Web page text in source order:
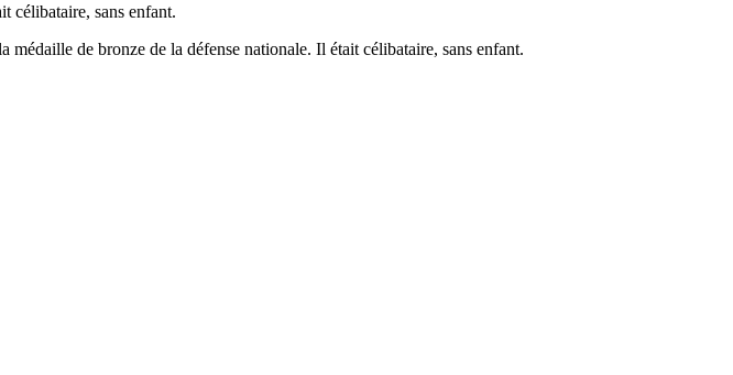
célibataire, sans enfant.
de bronze de la défense nationale. Il était célibataire, sans enfant.